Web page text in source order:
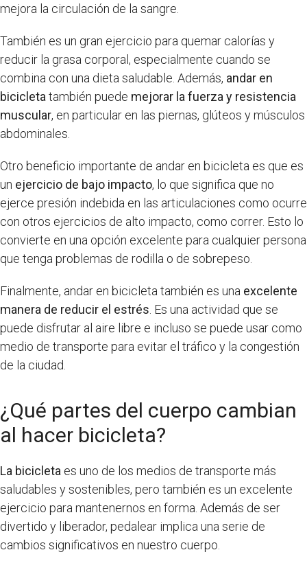
mejora la circulación de la sangre.
También es un gran ejercicio para quemar calorías y
reducir la grasa corporal, especialmente cuando se
combina con una dieta saludable. Además, andar en
bicicleta también puede mejorar la fuerza y resistencia
muscular, en particular en las piernas, glúteos y músculos
abdominales.
Otro beneficio importante de andar en bicicleta es que es
un ejercicio de bajo impacto, lo que significa que no
ejerce presión indebida en las articulaciones como ocurre
con otros ejercicios de alto impacto, como correr. Esto lo
convierte en una opción excelente para cualquier persona
que tenga problemas de rodilla o de sobrepeso.
Finalmente, andar en bicicleta también es una excelente
manera de reducir el estrés . Es una actividad que se
puede disfrutar al aire libre e incluso se puede usar como
medio de transporte para evitar el tráfico y la congestión
de la ciudad.
¿Qué partes del cuerpo cambian
al hacer bicicleta?
La bicicleta es uno de los medios de transporte más
saludables y sostenibles, pero también es un excelente
ejercicio para mantenernos en forma. Además de ser
divertido y liberador, pedalear implica una serie de
cambios significativos en nuestro cuerpo.